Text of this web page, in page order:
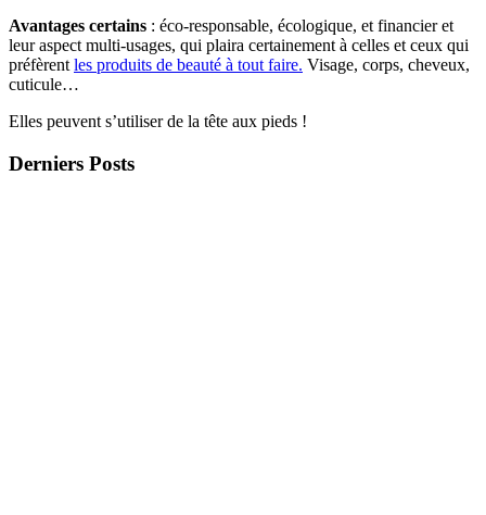
Avantages certains : éco-responsable, écologique, et financier et
leur aspect multi-usages, qui plaira certainement à celles et ceux qui
préfèrent les produits de beauté à tout faire. Visage, corps, cheveux,
cuticule…
Elles peuvent s’utiliser de la tête aux pieds !
Derniers Posts